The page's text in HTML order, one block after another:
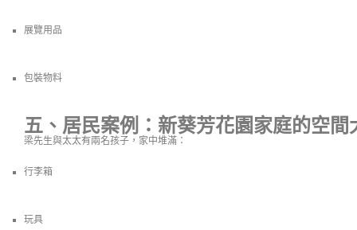
展覽用品
包裝物料
五、居民案例：新葵芳花園家庭的空間
梁先生與太太有兩名孩子，家中堆滿：
行李箱
玩具